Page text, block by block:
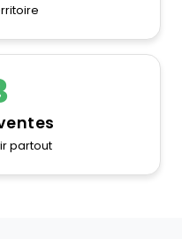
partout